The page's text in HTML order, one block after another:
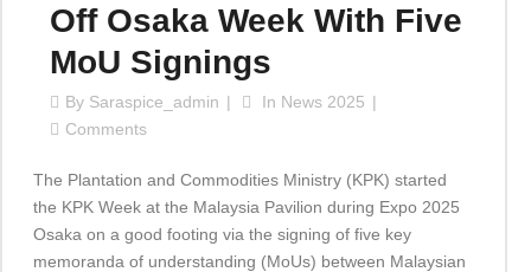
Off Osaka Week With Five
MoU Signings
By Saraspice_admin In News 2025
Comments
The Plantation and Commodities Ministry (KPK) started
the KPK Week at the Malaysia Pavilion during Expo 2025
Osaka on a good footing via the signing of five key
memoranda of understanding (MoUs) between Malaysian